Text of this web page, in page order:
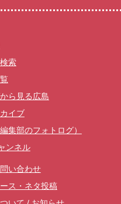
索
ら見る広島
イブ
集部のフォトログ）
ンネル
い合わせ
ス・ネタ投稿